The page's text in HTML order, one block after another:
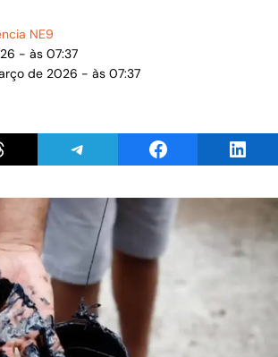
NE9
- às 07:37
de 2026 - às 07:37
Share on ThreadsShare on TelegramShare on Facebook